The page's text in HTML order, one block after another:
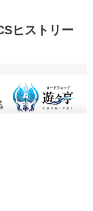
ヒストリー